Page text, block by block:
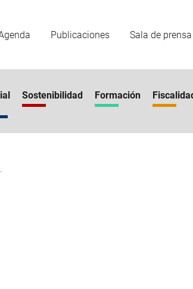
Publicaciones Sala de prensa
Sostenibilidad Formación